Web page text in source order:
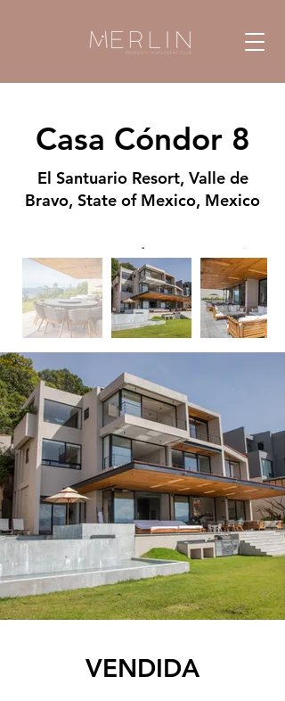
Casa Cóndor 8
El Santuario Resort, Valle de
Bravo, State of Mexico, Mexico
VENDIDA